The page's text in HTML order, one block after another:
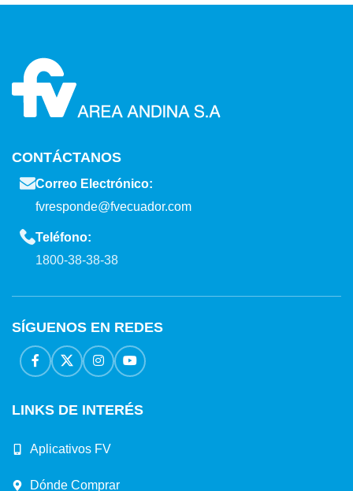
CONTÁCTANOS
Correo Electrónico:
fvresponde@fvecuador.com
Teléfono:
1800-38-38-38
SÍGUENOS EN REDES
LINKS DE INTERÉS
Aplicativos FV
Dónde Comprar